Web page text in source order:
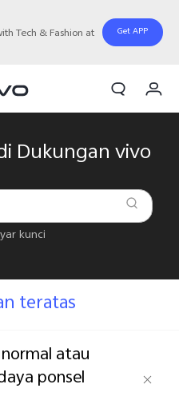
Tech & Fashion at
Get APP
Dukungan vivo
kunci
teratas
atau
ponsel